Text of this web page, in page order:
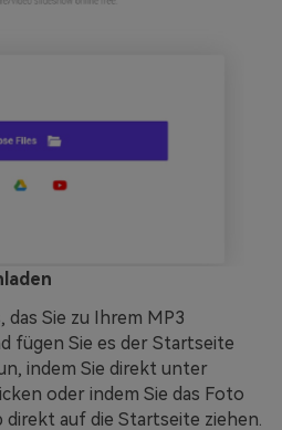
das Sie zu Ihrem MP3
fügen Sie es der Startseite
indem Sie direkt unter
oder indem Sie das Foto
auf die Startseite ziehen.